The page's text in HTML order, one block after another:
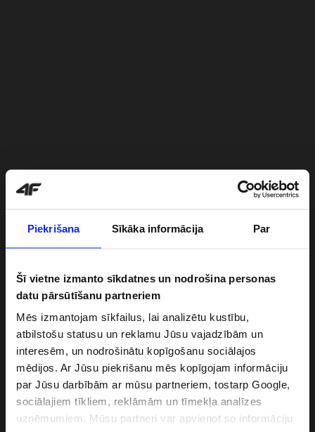
Piekrišana Sīkāka informācija Par
Šī vietne izmanto sīkdatnes un nodrošina personas
datu pārsūtīšanu partneriem
Mēs izmantojam sīkfailus, lai analizētu kustību,
atbilstošu statusu un reklamu Jūsu vajadzībām un
interesēm, un nodrošinātu kopīgošanu sociālajos
mēdijos. Ar Jūsu piekrišanu mēs kopīgojam informāciju
par Jūsu darbībām ar mūsu partneriem, tostarp Google,
sociālajiem tīkliem, reklāmām un tīmekļa analīzes
uzņēmumiem. Mūsu partneri var apvienot so informāciju